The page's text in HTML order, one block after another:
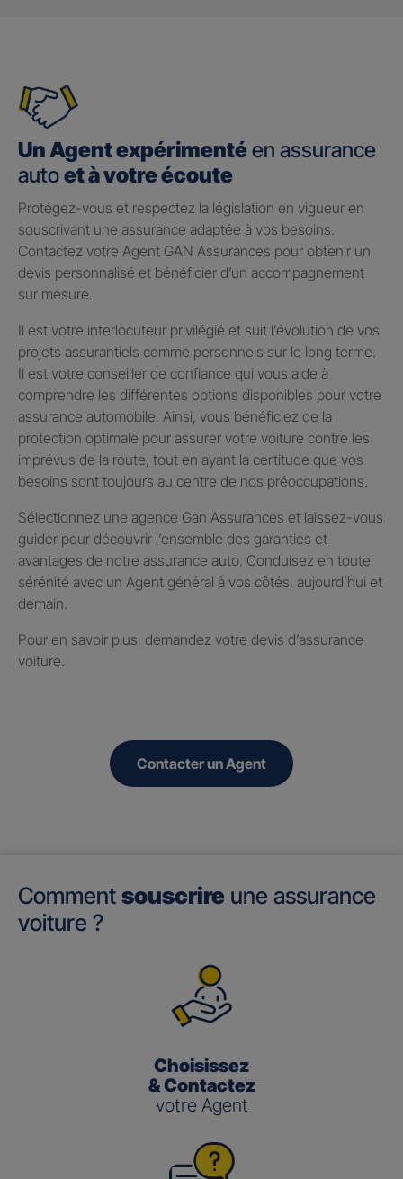
Un Agent expérimentéen assurance
autoet à votre écoute
Protégez-vous et respectez la législation en vigueur en
souscrivant une assurance adaptée à vos besoins.
Contactez votre Agent GAN Assurances pour obtenir un
devis personnalisé et bénéficier d’un accompagnement
sur mesure.
Il est votre interlocuteur privilégié et suit l’évolution de vos
projets assurantiels comme personnels sur le long terme.
Il est votre conseiller de confiance qui vous aide à
comprendre les différentes options disponibles pour votre
assurance automobile. Ainsi, vous bénéficiez de la
protection optimale pour assurer votre voiture contre les
imprévus de la route, tout en ayant la certitude que vos
besoins sont toujours au centre de nos préoccupations.
Sélectionnez une agence Gan Assurances et laissez-vous
guider pour découvrir l’ensemble des garanties et
avantages de notre assurance auto. Conduisez en toute
sérénité avec un Agent général à vos côtés, aujourd’hui et
demain.
Pour en savoir plus, demandez votre devis d’assurance
voiture.
Contacter un Agent
Comment souscrire une assurance
voiture ?
Choisissez
& Contactez
votre Agent